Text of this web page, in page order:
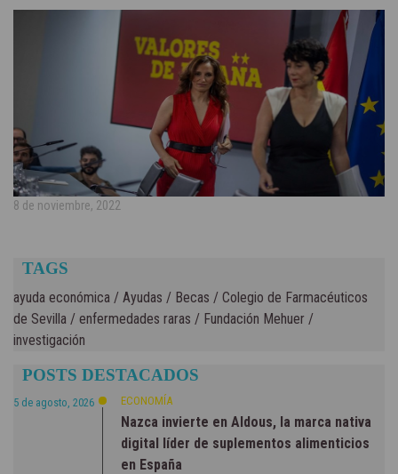
8 de noviembre, 2022
TAGS
ayuda económica / Ayudas / Becas / Colegio de Farmacéuticos
de Sevilla / enfermedades raras / Fundación Mehuer /
investigación
POSTS DESTACADOS
5 de agosto, 2026 ECONOMÍA
Nazca invierte en Aldous, la marca nativa
digital líder de suplementos alimenticios
en España